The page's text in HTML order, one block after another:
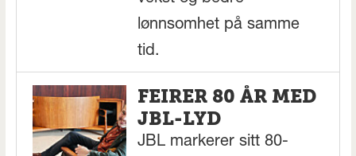
lønnsomhet på samme
tid.
FEIRER 80 ÅR MED
JBL-LYD
JBL markerer sitt 80-